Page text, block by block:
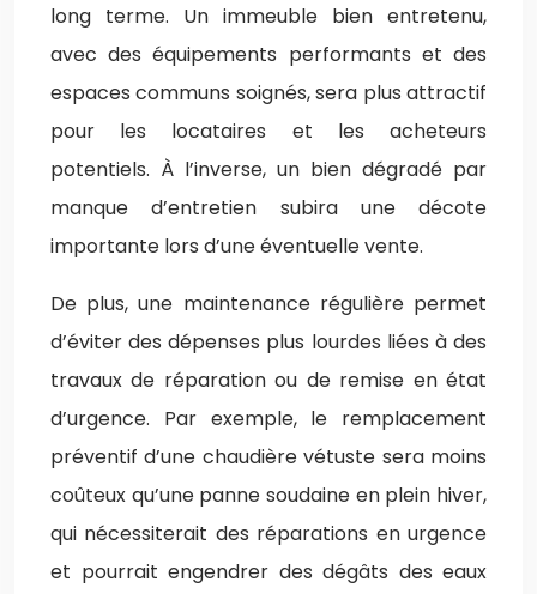
long terme. Un immeuble bien entretenu,
avec des équipements performants et des
espaces communs soignés, sera plus attractif
pour les locataires et les acheteurs
potentiels. À l’inverse, un bien dégradé par
manque d’entretien subira une décote
importante lors d’une éventuelle vente.
De plus, une maintenance régulière permet
d’éviter des dépenses plus lourdes liées à des
travaux de réparation ou de remise en état
d’urgence. Par exemple, le remplacement
préventif d’une chaudière vétuste sera moins
coûteux qu’une panne soudaine en plein hiver,
qui nécessiterait des réparations en urgence
et pourrait engendrer des dégâts des eaux